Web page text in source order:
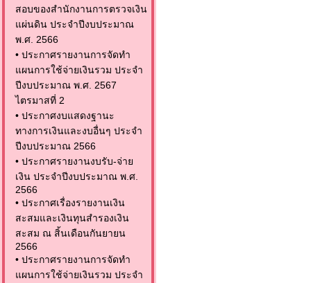
สอบของสำนักงานการตรวจเงิน
แผ่นดิน ประจำปีงบประมาณ
พ.ศ. 2566
• ประกาศรายงานการจัดทำ
แผนการใช้จ่ายเงินรวม ประจำ
ปีงบประมาณ พ.ศ. 2567
ไตรมาสที่ 2
• ประกาศงบแสดงฐานะ
ทางการเงินและงบอื่นๆ ประจำ
ปีงบประมาณ 2566
• ประกาศรายงานงบรับ-จ่าย
เงิน ประจำปีงบประมาณ พ.ศ.
2566
• ประกาศเรื่องรายงานเงิน
สะสมและเงินทุนสำรองเงิน
สะสม ณ สิ้นเดือนกันยายน
2566
• ประกาศรายงานการจัดทำ
แผนการใช้จ่ายเงินรวม ประจำ